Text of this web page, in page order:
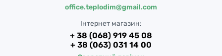
office.teplodim@gmail.com
Інтернет магазин:
+ 38 (068) 919 45 08
+ 38 (063) 031 14 00